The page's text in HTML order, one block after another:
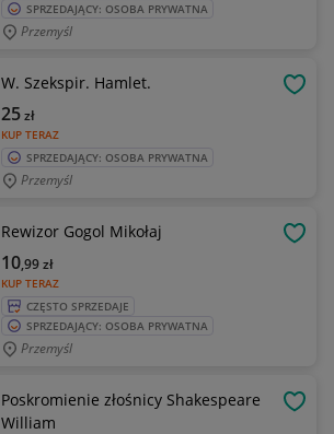
SPRZEDAJĄCY: OSOBA PRYWATNA
Przemyśl
W. Szekspir. Hamlet.
KUP TERAZ
25zł
SPRZEDAJĄCY: OSOBA PRYWATNA
Przemyśl
Rewizor Gogol Mikołaj
KUP TERAZ
10,99zł
CZĘSTO SPRZEDAJE
SPRZEDAJĄCY: OSOBA PRYWATNA
Przemyśl
Poskromienie złośnicy Shakespeare
William